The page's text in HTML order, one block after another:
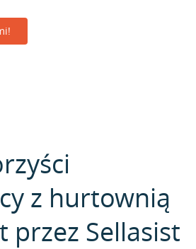
z hurtownią
przez Sellasist